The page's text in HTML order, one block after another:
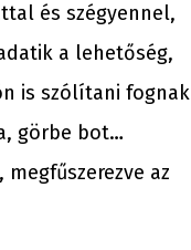
és szégyennel,
a lehetőség,
is szólítani fognak
görbe bot…
az